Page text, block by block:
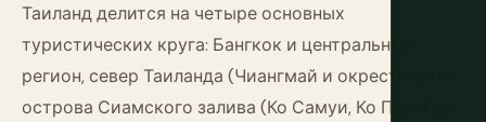
Таиланд делится на четыре основных
туристических круга: Бангкок и центральный
регион, север Таиланда (Чиангмай и окрестности),
острова Сиамского залива (Ко Самуи, Ко Пханган,